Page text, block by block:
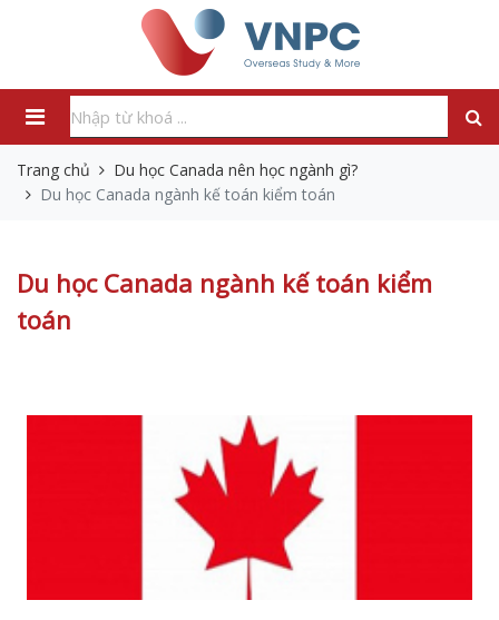
Trang chủ
Du học Canada nên học ngành gì?
Du học Canada ngành kế toán kiểm toán
Du học Canada ngành kế toán kiểm
toán